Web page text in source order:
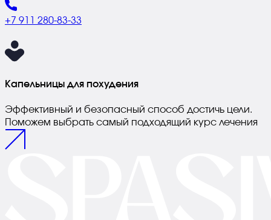
+7 911 280-83-33
Капельницы для похудения
Эффективный и безопасный способ достичь цели.
Поможем выбрать самый подходящий курс лечения